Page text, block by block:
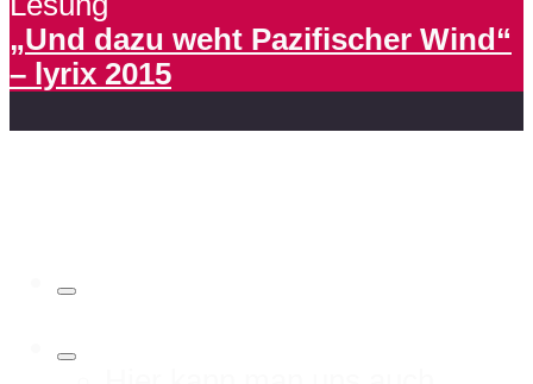
„Und dazu weht Pazifischer Wind“
– lyrix 2015